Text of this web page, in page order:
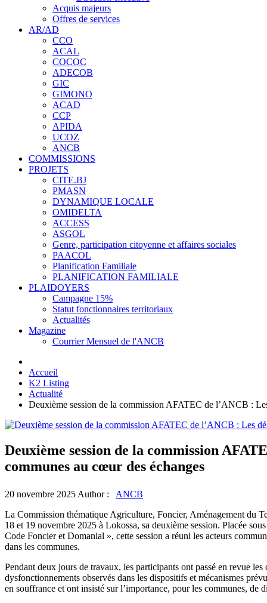
Acquis majeurs
Offres de services
AR/AD
CCO
ACAL
COCOC
ADECOB
GIC
GIMONO
ACAD
CCP
APIDA
UCOZ
ANCB
COMMISSIONS
PROJETS
CITE.BJ
PMASN
DYNAMIQUE LOCALE
OMIDELTA
ACCESS
ASGOL
Genre, participation citoyenne et affaires sociales
PAACOL
Planification Familiale
PLANIFICATION FAMILIALE
PLAIDOYERS
Campagne 15%
Statut fonctionnaires territoriaux
Actualités
Magazine
Courrier Mensuel de l'ANCB
Accueil
K2 Listing
Actualité
Deuxième session de la commission AFATEC de l’ANCB :
Deuxième session de la commission
communes au cœur des échanges
20 novembre 2025 Author : ANCB
La Commission thématique Agriculture, Foncier, Aménagement du
18 et 19 novembre 2025 à Lokossa, sa deuxième session. Placée
Code Foncier et Domanial », cette session a réuni les acteurs
dans les communes.
Pendant deux jours de travaux, les participants ont passé en revue
dysfonctionnements observés dans les dispositifs et mécanismes
en souffrance et ont insisté sur l’importance, pour les communes, de